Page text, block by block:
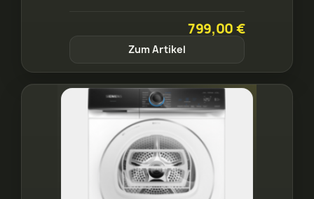
799,00 €
Zum Artikel